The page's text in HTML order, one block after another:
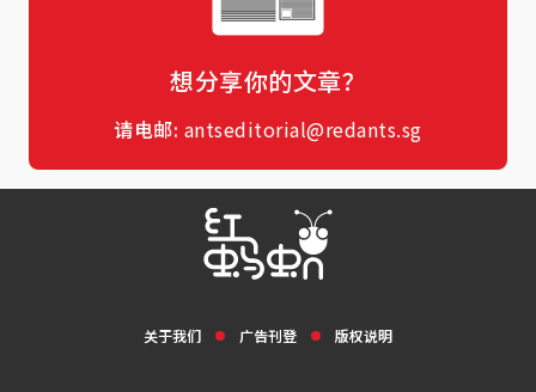
想分享你的文章？
请电邮: antseditorial@redants.sg
关于我们 广告刊登 版权说明